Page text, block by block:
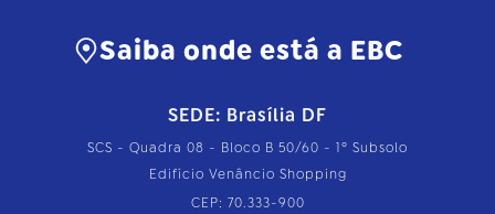
Saiba onde está a EBC
SEDE: Brasília DF
SCS - Quadra 08 - Bloco B 50/60 - 1º Subsolo
Edifício Venâncio Shopping
CEP: 70.333-900